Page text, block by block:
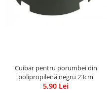
Cuibar pentru porumbei din
polipropilenă negru 23cm
5,90 Lei